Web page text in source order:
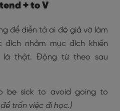
+ to V
để diễn tả ai đó giả vờ làm
nhằm mục đích khiến
là thật. Động từ theo sau
be sick to avoid going to
trốn việc đi học.)